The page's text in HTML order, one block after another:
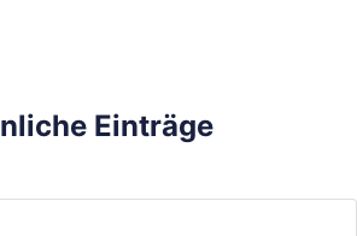
Einträge